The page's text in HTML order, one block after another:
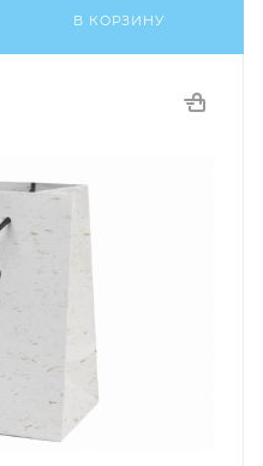
В КОРЗИНУ